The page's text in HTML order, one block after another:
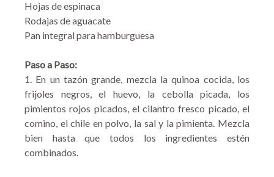
Hojas de espinaca
Rodajas de aguacate
Pan integral para hamburguesa
Paso a Paso:
1. En un tazón grande, mezcla la quinoa cocida, los
frijoles negros, el huevo, la cebolla picada, los
pimientos rojos picados, el cilantro fresco picado, el
comino, el chile en polvo, la sal y la pimienta. Mezcla
bien hasta que todos los ingredientes estén
combinados.